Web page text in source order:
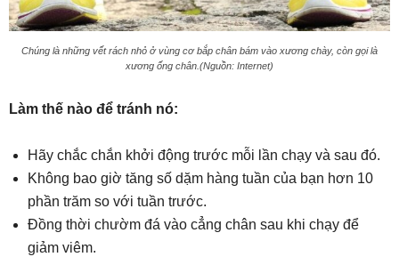
Chúng là những vết rách nhỏ ở vùng cơ bắp chân bám vào xương chày, còn gọi là
xương ống chân.(Nguồn: Internet)
Làm thế nào để tránh nó:
Hãy chắc chắn khởi động trước mỗi lần chạy và sau đó.
Không bao giờ tăng số dặm hàng tuần của bạn hơn 10
phần trăm so với tuần trước.
Đồng thời chườm đá vào cẳng chân sau khi chạy để
giảm viêm.